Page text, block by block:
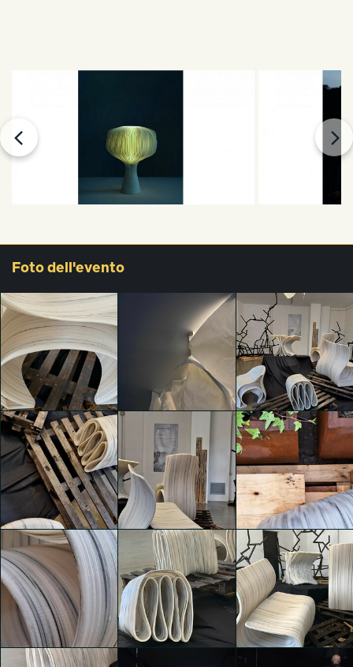
Foto dell'evento
UNICOGGETTO
marta andrigo
UNICOGGETTO
Cecilia Fassina
UNICOGGETTO
Viviana Galloni
UNICOGGETTO
Viviana Galloni
UNICOGGETTO
Viviana Galloni
UNICOGGETTO
Viviana Galloni